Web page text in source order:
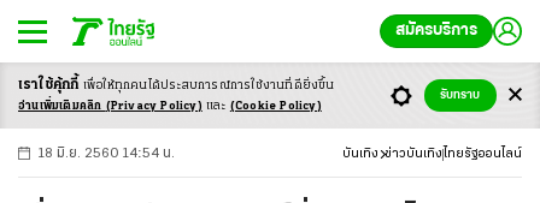
สมัครบริการ
-ก ก ก+
18 มิ.ย. 2560 14:54 น. บันเทิง ข่าวบันเทิง ไทยรัฐออนไลน์
เราใช้คุ้กกี้ เพื่อให้ทุกคนได้ประสบการณ์การใช้งานที่ดียิ่งขึ้น
อ่านเพิ่มเติมคลิก (Privacy Policy) และ (Cookie Policy)
รับทราบ